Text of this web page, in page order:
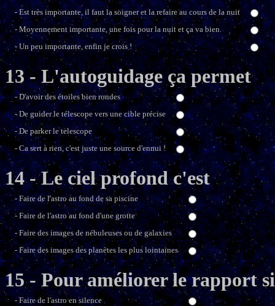
- Est très importante, il faut la soigner et la refaire au cours de la nuit
- Moyennement importante, une fois pour la nuit et ça va bien.
- Un peu importante, enfin je crois !
13 - L'autoguidage ça permet
- D'avoir des étoiles bien rondes
- De guider le télescope vers une cible précise
- De parker le telescope
- Ca sert à rien, c'est juste une source d'ennui !
14 - Le ciel profond c'est
- Faire de l'astro au fond de sa piscine
- Faire de l'astro au fond d'une grotte
- Faire des images de nébuleuses ou de galaxies
- Faire des images des planètes les plus lointaines
15 - Pour améliorer le rapport
- Faire de l'astro en silence